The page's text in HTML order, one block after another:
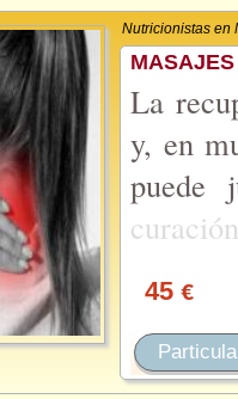
Nutricionistas en
La
y, en
puede
45 €